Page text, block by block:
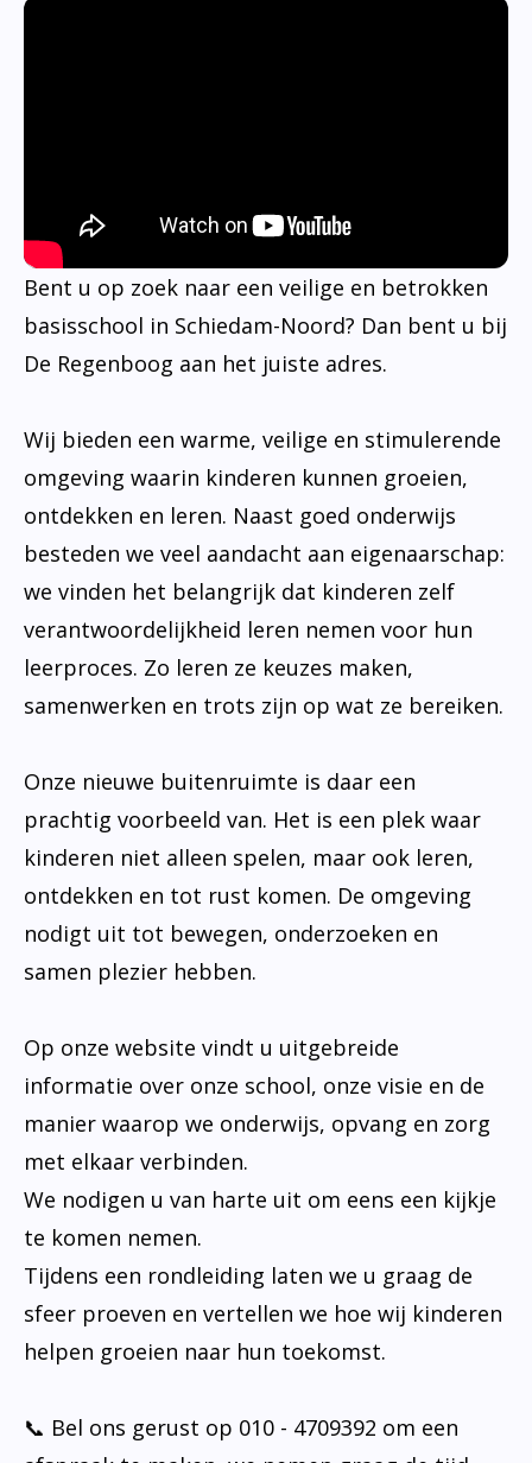
Bent u op zoek naar een veilige en betrokken
basisschool in Schiedam-Noord? Dan bent u bij
De Regenboog aan het juiste adres.
Wij bieden een warme, veilige en stimulerende
omgeving waarin kinderen kunnen groeien,
ontdekken en leren. Naast goed onderwijs
besteden we veel aandacht aan eigenaarschap:
we vinden het belangrijk dat kinderen zelf
verantwoordelijkheid leren nemen voor hun
leerproces. Zo leren ze keuzes maken,
samenwerken en trots zijn op wat ze bereiken.
Onze nieuwe buitenruimte is daar een
prachtig voorbeeld van. Het is een plek waar
kinderen niet alleen spelen, maar ook leren,
ontdekken en tot rust komen. De omgeving
nodigt uit tot bewegen, onderzoeken en
samen plezier hebben.
Op onze website vindt u uitgebreide
informatie over onze school, onze visie en de
manier waarop we onderwijs, opvang en zorg
met elkaar verbinden.
We nodigen u van harte uit om eens een kijkje
te komen nemen.
Tijdens een rondleiding laten we u graag de
sfeer proeven en vertellen we hoe wij kinderen
helpen groeien naar hun toekomst.
📞 Bel ons gerust op 010 - 4709392 om een